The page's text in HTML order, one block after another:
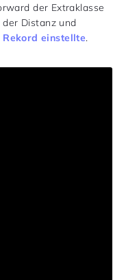
der Extraklasse
Distanz und
einstellte.